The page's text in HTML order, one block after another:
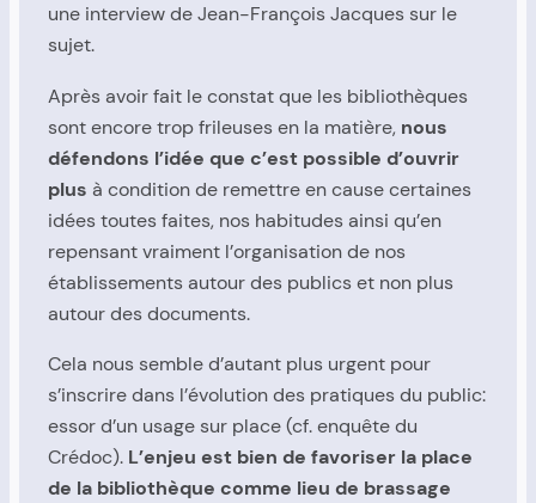
une interview de Jean-François Jacques sur le
sujet.
Après avoir fait le constat que les bibliothèques
sont encore trop frileuses en la matière, nous
défendons l’idée que c’est possible d’ouvrir
plus à condition de remettre en cause certaines
idées toutes faites, nos habitudes ainsi qu’en
repensant vraiment l’organisation de nos
établissements autour des publics et non plus
autour des documents.
Cela nous semble d’autant plus urgent pour
s’inscrire dans l’évolution des pratiques du public:
essor d’un usage sur place (cf. enquête du
Crédoc). L’enjeu est bien de favoriser la place
de la bibliothèque comme lieu de brassage